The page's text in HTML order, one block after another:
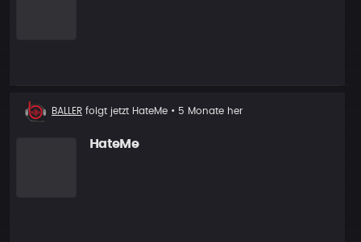
Neuer
BALLER folgt jetzt HateMe • 5 Monate her
HateMe